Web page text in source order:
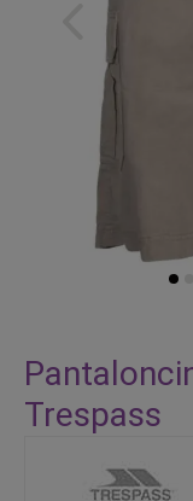
all'inizio
della
galleria
immagini
Trespass